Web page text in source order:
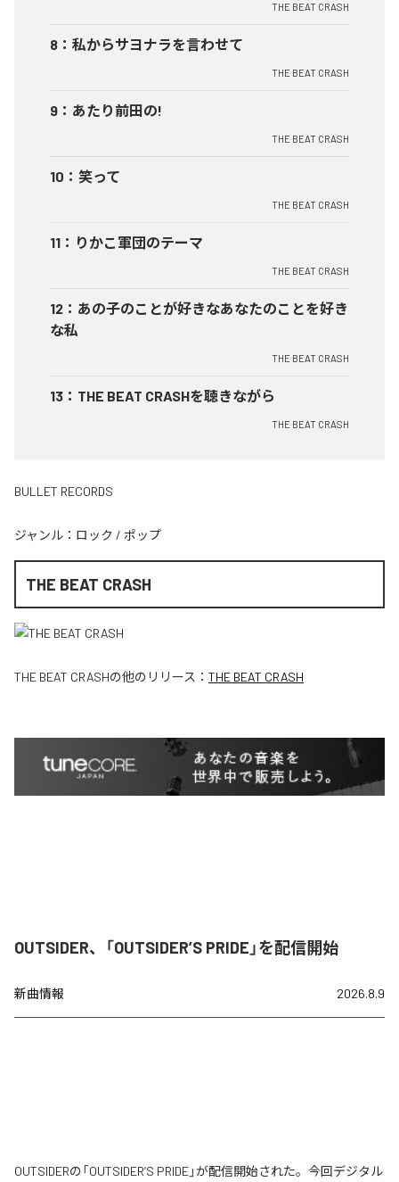
THE BEAT CRASH
8 ： 私からサヨナラを言わせて
THE BEAT CRASH
9 ： あたり前田の!
THE BEAT CRASH
10 ： 笑って
THE BEAT CRASH
11 ： りかこ軍団のテーマ
THE BEAT CRASH
12 ： あの子のことが好きなあなたのことを好き
な私
THE BEAT CRASH
13 ： THE BEAT CRASHを聴きながら
THE BEAT CRASH
BULLET RECORDS
ジャンル： ロック / ポップ
THE BEAT CRASH
THE BEAT CRASHの他のリリース： THE BEAT CRASH
OUTSIDER、「OUTSIDER’S PRIDE」を配信開始
新曲情報 2026.8.9
OUTSIDERの「OUTSIDER’S PRIDE」が配信開始された。今回デジタル